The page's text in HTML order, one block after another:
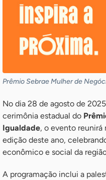
Prêmio Sebrae Mulher de
No dia 28 de agosto de
cerimônia estadual do
Igualdade, o evento reunirá
edição deste ano,
econômico e social da
A programação inclui a